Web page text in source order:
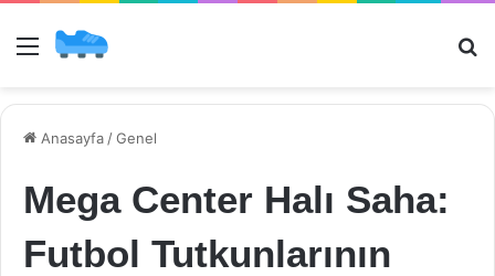
Menü
Anasayfa /Genel
Mega Center Halı Saha:
Futbol Tutkunlarının